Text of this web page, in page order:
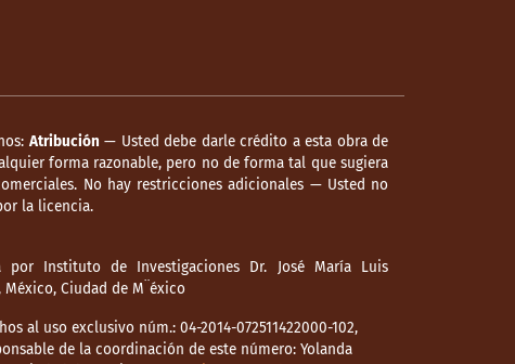
Atribución — Usted debe darle crédito a esta obra de
forma razonable, pero no de forma tal que sugiera
No hay restricciones adicionales — Usted no
la licencia.
Instituto de Investigaciones Dr. José María Luis
México, Ciudad de M¨éxico
al uso exclusivo núm.: 04-2014-072511422000-102,
de la coordinación de este número: Yolanda